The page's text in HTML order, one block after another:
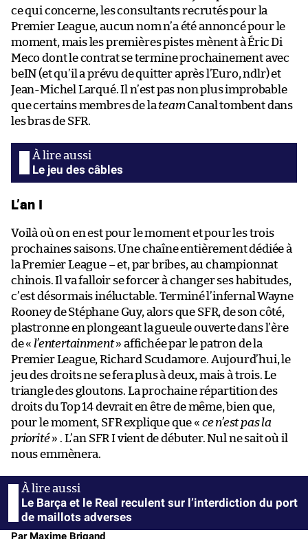
ce qui concerne, les consultants recrutés pour la
Premier League, aucun nom n’a été annoncé pour le
moment, mais les premières pistes mènent à Éric Di
Meco dont le contrat se termine prochainement avec
beIN (et qu’il a prévu de quitter après l’Euro, ndlr) et
Jean-Michel Larqué. Il n’est pas non plus improbable
que certains membres de lateamCanal tombent dans
les bras de SFR.
Le jeu des câbles
L’an I
Voilà où on en est pour le moment et pour les trois
prochaines saisons. Une chaîne entièrement dédiée à
la Premier League – et, par bribes, au championnat
chinois. Il va falloir se forcer à changer ses habitudes,
c’est désormais inéluctable. Terminé l’infernal Wayne
Rooney de Stéphane Guy, alors que SFR, de son côté,
plastronne en plongeant la gueule ouverte dans l’ère
de « l’entertainment» affichée par le patron de la
Premier League, Richard Scudamore. Aujourd’hui, le
jeu des droits ne se fera plus à deux, mais à trois. Le
triangle des gloutons. La prochaine répartition des
droits du Top 14 devrait en être de même, bien que,
pour le moment, SFR explique que « ce n’est pas la
priorité» . L’an SFR I vient de débuter. Nul ne sait où il
nous emmènera.
Le Barça et le Real reculent sur l’interdiction du port
de maillots adverses
Par Maxime Brigand